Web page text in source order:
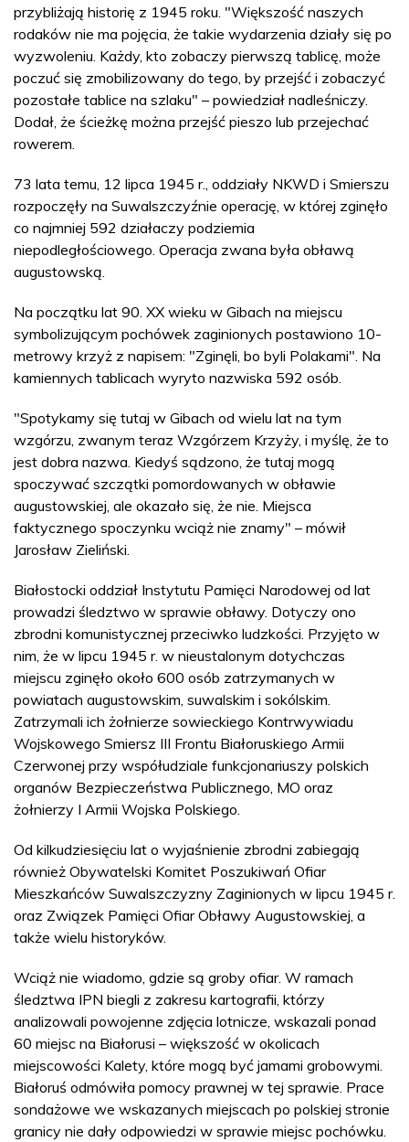
przybliżają historię z 1945 roku. "Większość naszych
rodaków nie ma pojęcia, że takie wydarzenia działy się po
wyzwoleniu. Każdy, kto zobaczy pierwszą tablicę, może
poczuć się zmobilizowany do tego, by przejść i zobaczyć
pozostałe tablice na szlaku" – powiedział nadleśniczy.
Dodał, że ścieżkę można przejść pieszo lub przejechać
rowerem.
73 lata temu, 12 lipca 1945 r., oddziały NKWD i Smierszu
rozpoczęły na Suwalszczyźnie operację, w której zginęło
co najmniej 592 działaczy podziemia
niepodległościowego. Operacja zwana była obławą
augustowską.
Na początku lat 90. XX wieku w Gibach na miejscu
symbolizującym pochówek zaginionych postawiono 10-
metrowy krzyż z napisem: "Zginęli, bo byli Polakami". Na
kamiennych tablicach wyryto nazwiska 592 osób.
"Spotykamy się tutaj w Gibach od wielu lat na tym
wzgórzu, zwanym teraz Wzgórzem Krzyży, i myślę, że to
jest dobra nazwa. Kiedyś sądzono, że tutaj mogą
spoczywać szczątki pomordowanych w obławie
augustowskiej, ale okazało się, że nie. Miejsca
faktycznego spoczynku wciąż nie znamy" – mówił
Jarosław Zieliński.
Białostocki oddział Instytutu Pamięci Narodowej od lat
prowadzi śledztwo w sprawie obławy. Dotyczy ono
zbrodni komunistycznej przeciwko ludzkości. Przyjęto w
nim, że w lipcu 1945 r. w nieustalonym dotychczas
miejscu zginęło około 600 osób zatrzymanych w
powiatach augustowskim, suwalskim i sokólskim.
Zatrzymali ich żołnierze sowieckiego Kontrwywiadu
Wojskowego Smiersz III Frontu Białoruskiego Armii
Czerwonej przy współudziale funkcjonariuszy polskich
organów Bezpieczeństwa Publicznego, MO oraz
żołnierzy I Armii Wojska Polskiego.
Od kilkudziesięciu lat o wyjaśnienie zbrodni zabiegają
również Obywatelski Komitet Poszukiwań Ofiar
Mieszkańców Suwalszczyzny Zaginionych w lipcu 1945 r.
oraz Związek Pamięci Ofiar Obławy Augustowskiej, a
także wielu historyków.
Wciąż nie wiadomo, gdzie są groby ofiar. W ramach
śledztwa IPN biegli z zakresu kartografii, którzy
analizowali powojenne zdjęcia lotnicze, wskazali ponad
60 miejsc na Białorusi – większość w okolicach
miejscowości Kalety, które mogą być jamami grobowymi.
Białoruś odmówiła pomocy prawnej w tej sprawie. Prace
sondażowe we wskazanych miejscach po polskiej stronie
granicy nie dały odpowiedzi w sprawie miejsc pochówku.